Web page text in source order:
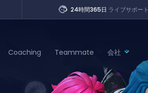
24時間365日 ライブサポート
Coaching Teammate 会社